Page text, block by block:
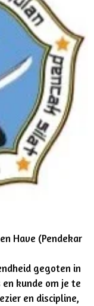
Have (Pendekar
gegoten in
kunde om je te
en discipline,